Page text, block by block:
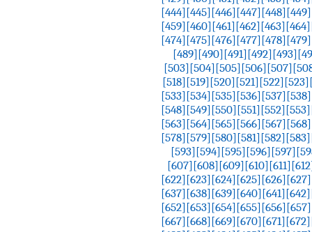
[444][445][446][447][448][449]
[459][460][461][462][463][464]
[474][475][476][477][478][479]
[489][490][491][492][493]
[503][504][505][506][507]
[518][519][520][521][522][523]
[533][534][535][536][537][538]
[548][549][550][551][552][553]
[563][564][565][566][567][568]
[578][579][580][581][582][583]
[593][594][595][596][597]
[607][608][609][610][611]
[622][623][624][625][626][627]
[637][638][639][640][641][642]
[652][653][654][655][656][657]
[667][668][669][670][671][672]